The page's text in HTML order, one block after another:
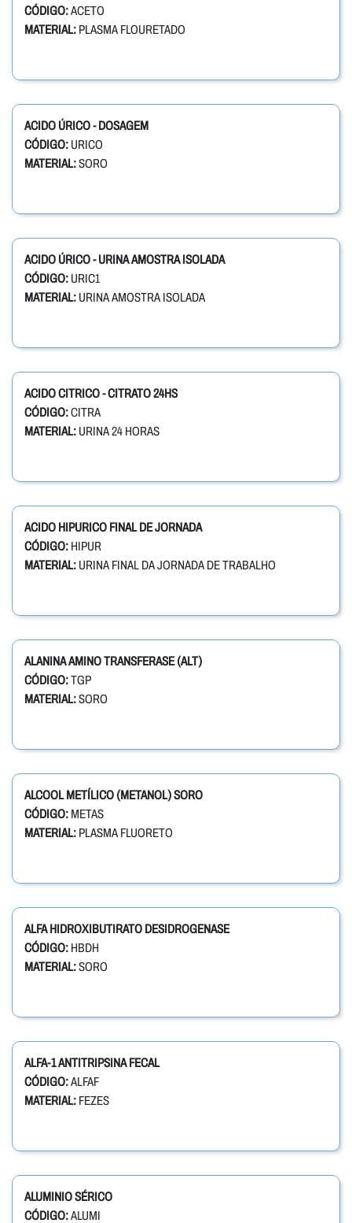
CÓDIGO:ACETO
MATERIAL: PLASMA FLOURETADO
ACIDO ÚRICO - DOSAGEM
CÓDIGO: URICO
MATERIAL:SORO
ACIDO ÚRICO - URINA AMOSTRA ISOLADA
CÓDIGO: URIC1
MATERIAL: URINA AMOSTRA ISOLADA
ACIDO CITRICO - CITRATO 24HS
CÓDIGO:CITRA
MATERIAL: URINA 24 HORAS
ACIDO HIPURICO FINAL DE JORNADA
CÓDIGO: HIPUR
MATERIAL: URINA FINAL DA JORNADA DE TRABALHO
ALANINA AMINO TRANSFERASE (ALT)
CÓDIGO:TGP
MATERIAL:SORO
ALCOOL METÍLICO (METANOL) SORO
CÓDIGO: METAS
MATERIAL: PLASMA FLUORETO
ALFA HIDROXIBUTIRATO DESIDROGENASE
CÓDIGO: HBDH
MATERIAL:SORO
ALFA-1 ANTITRIPSINA FECAL
CÓDIGO:ALFAF
MATERIAL: FEZES
ALUMINIO SÉRICO
CÓDIGO:ALUMI